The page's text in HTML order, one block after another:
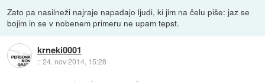
Zato pa nasilneži najraje napadajo ljudi, ki jim na čelu piše: jaz se
bojim in se v nobenem primeru ne upam tepst.
krneki0001
::24. nov 2014, 15:28